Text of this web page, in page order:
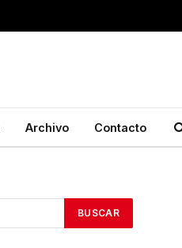
Archivo Contacto